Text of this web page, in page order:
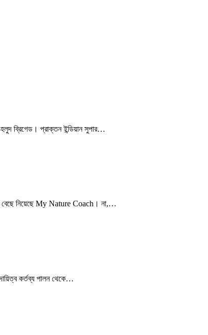
ব্রিগেড। প্রাক্তন ইন্ডিয়ান সুপার…
বেছে নিয়েছে My Nature Coach। না,…
কর্তব্য পালন থেকে…